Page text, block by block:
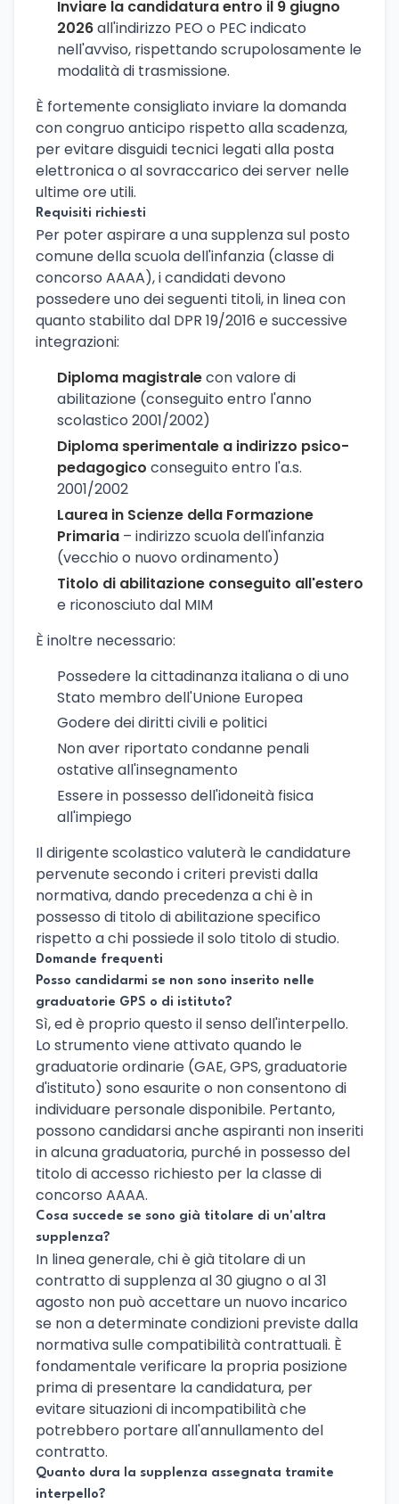
Inviare la candidatura entro il 9 giugno
2026all'indirizzo PEO o PEC indicato
nell'avviso, rispettando scrupolosamente le
modalità di trasmissione.
È fortemente consigliato inviare la domanda
con congruo anticipo rispetto alla scadenza,
per evitare disguidi tecnici legati alla posta
elettronica o al sovraccarico dei server nelle
ultime ore utili.
Requisiti richiesti
Per poter aspirare a una supplenza sul posto
comune della scuola dell'infanzia (classe di
concorso AAAA), i candidati devono
possedere uno dei seguenti titoli, in linea con
quanto stabilito dal DPR 19/2016 e successive
integrazioni:
Diploma magistralecon valore di
abilitazione (conseguito entro l'anno
scolastico 2001/2002)
Diploma sperimentale a indirizzo psico-
pedagogico conseguito entro l'a.s.
2001/2002
Laurea in Scienze della Formazione
Primaria – indirizzo scuola dell'infanzia
(vecchio o nuovo ordinamento)
Titolo di abilitazione conseguito all'estero
e riconosciuto dal MIM
È inoltre necessario:
Possedere la cittadinanza italiana o di uno
Stato membro dell'Unione Europea
Godere dei diritti civili e politici
Non aver riportato condanne penali
ostative all'insegnamento
Essere in possesso dell'idoneità fisica
all'impiego
Il dirigente scolastico valuterà le candidature
pervenute secondo i criteri previsti dalla
normativa, dando precedenza a chi è in
possesso di titolo di abilitazione specifico
rispetto a chi possiede il solo titolo di studio.
Domande frequenti
Posso candidarmi se non sono inserito nelle
graduatorie GPS o di istituto?
Sì, ed è proprio questo il senso dell'interpello.
Lo strumento viene attivato quando le
graduatorie ordinarie (GAE, GPS, graduatorie
d'istituto) sono esaurite o non consentono di
individuare personale disponibile. Pertanto,
possono candidarsi anche aspiranti non inseriti
in alcuna graduatoria, purché in possesso del
titolo di accesso richiesto per la classe di
concorso AAAA.
Cosa succede se sono già titolare di un'altra
supplenza?
In linea generale, chi è già titolare di un
contratto di supplenza al 30 giugno o al 31
agosto non può accettare un nuovo incarico
se non a determinate condizioni previste dalla
normativa sulle compatibilità contrattuali. È
fondamentale verificare la propria posizione
prima di presentare la candidatura, per
evitare situazioni di incompatibilità che
potrebbero portare all'annullamento del
contratto.
Quanto dura la supplenza assegnata tramite
interpello?